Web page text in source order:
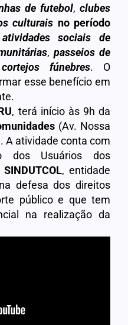
de futebol, clubes
culturais no período
atividades sociais de
, passeios de
cortejos fúnebres. O
esse benefício em
, terá início às 9h da
(Av. Nossa
A atividade conta com
dos Usuários dos
SINDUTCOL, entidade
defesa dos direitos
público e que tem
na realização da